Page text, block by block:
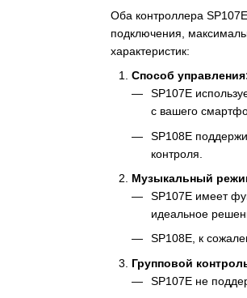
Оба контроллера
подключения,
характеристик:
Способ
SP107E
с вашего
SP108E
контроля.
Музыкальный
SP107E имеет
идеальное
SP108E, к
Групповой
SP107E не